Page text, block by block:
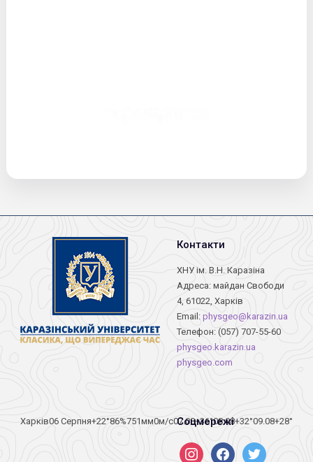
Контакти
ХНУ ім. В.Н. Каразіна
Адреса: майдан Свободи
4, 61022, Харків
Email: physgeo@karazin.ua
Телефон: (057) 707-55-60
physgeo.karazin.ua
physgeo.com
Харків06 Серпня+22°86%751мм0м/c07.08+36°08.08+32°09.08+28°
Соцмережі
instagramfacebooktwitter